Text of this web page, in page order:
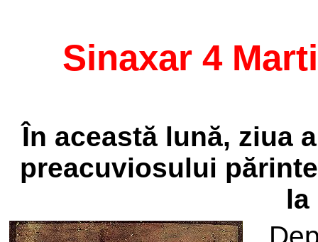
Sinaxar 4
În această lună, ziua
preacuviosului
la